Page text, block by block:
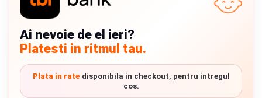
Showroom
Depozit
Q & A
Ai nevoie de el ieri?
Platesti in ritmul tau.
Plata in ratedisponibila in checkout, pentru intregul
cos.
Chrome cu detalii negre
Verde cu detalii negre 5646 lei